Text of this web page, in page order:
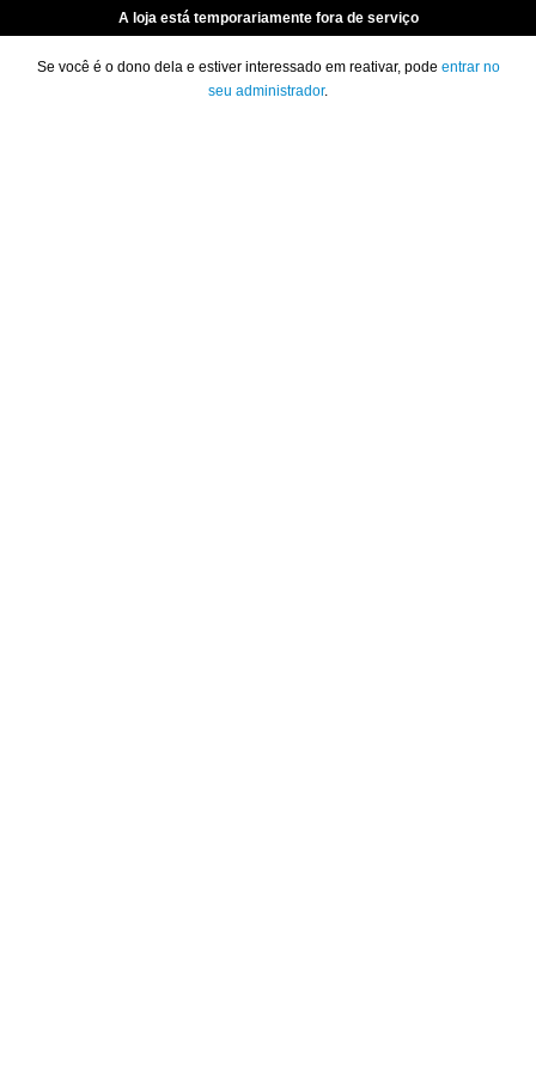
A loja está temporariamente fora de serviço
Se você é o dono dela e estiver interessado em reativar, pode entrar no
seu administrador.